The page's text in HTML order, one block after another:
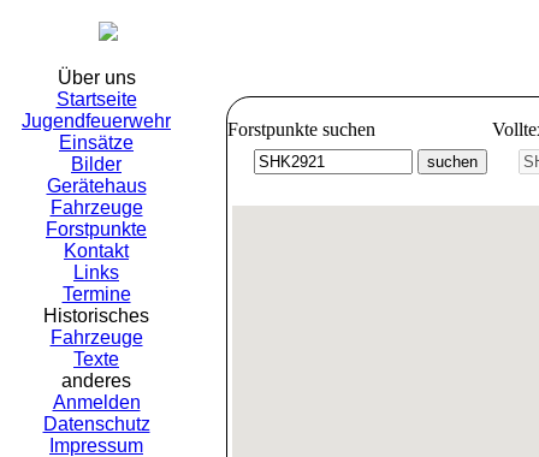
Über uns
Startseite
Jugendfeuerwehr
Einsätze
Bilder
Gerätehaus
Fahrzeuge
Forstpunkte
Kontakt
Links
Termine
Historisches
Fahrzeuge
Texte
anderes
Anmelden
Datenschutz
Impressum
Forstpunkte suchen